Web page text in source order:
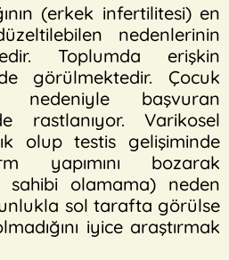
(erkek infertilitesi) en
nedenlerinin
Toplumda erişkin
görülmektedir. Çocuk
nedeniyle başvuran
rastlanıyor. Varikosel
olup testis gelişiminde
yapımını bozarak
sahibi olamama) neden
sol tarafta görülse
iyice araştırmak